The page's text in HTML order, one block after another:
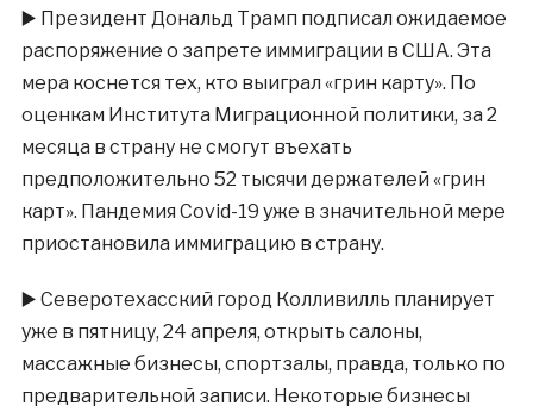
▶️ Президент Дональд Трамп подписал ожидаемое
распоряжение о запрете иммиграции в США. Эта
мера коснется тех, кто выиграл «грин карту». По
оценкам Института Миграционной политики, за 2
месяца в страну не смогут въехать
предположительно 52 тысячи держателей «грин
карт». Пандемия Covid-19 уже в значительной мере
приостановила иммиграцию в страну.
▶️ Северотехасский город Колливилль планирует
уже в пятницу, 24 апреля, открыть салоны,
массажные бизнесы, спортзалы, правда, только по
предварительной записи. Некоторые бизнесы